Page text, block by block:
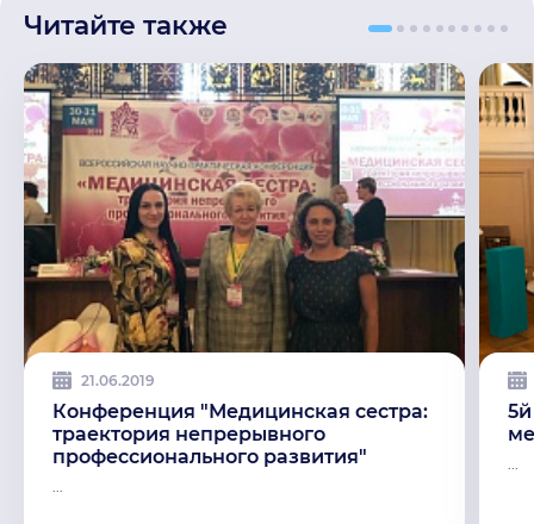
Читайте также
21.06.2019
Конференция "Медицинская сестра:
траектория непрерывного
профессионального развития"